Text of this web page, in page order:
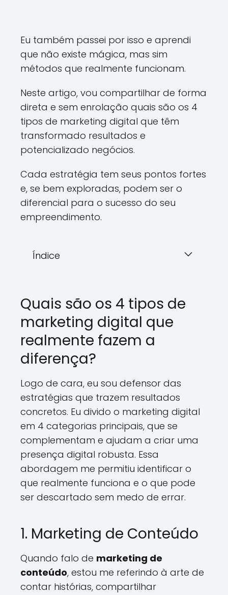
Eu também passei por isso e aprendi
que não existe mágica, mas sim
métodos que realmente funcionam.
Neste artigo, vou compartilhar de forma
direta e sem enrolação quais são os 4
tipos de marketing digital que têm
transformado resultados e
potencializado negócios.
Cada estratégia tem seus pontos fortes
e, se bem exploradas, podem ser o
diferencial para o sucesso do seu
empreendimento.
Índice
Quais são os 4 tipos de
marketing digital que
realmente fazem a
diferença?
Logo de cara, eu sou defensor das
estratégias que trazem resultados
concretos. Eu divido o marketing digital
em 4 categorias principais, que se
complementam e ajudam a criar uma
presença digital robusta. Essa
abordagem me permitiu identificar o
que realmente funciona e o que pode
ser descartado sem medo de errar.
1. Marketing de Conteúdo
Quando falo de marketing de
conteúdo, estou me referindo à arte de
contar histórias, compartilhar